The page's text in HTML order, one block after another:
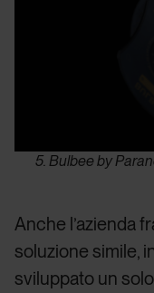
5. Bulbee by
Anche l’azienda
soluzione simile,
sviluppato un